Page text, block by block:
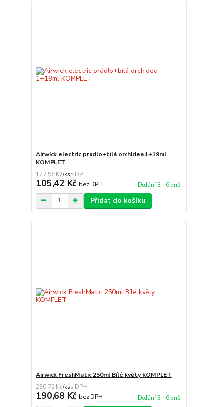
Airwick electric prádlo+bílá orchidea 1+19ml
KOMPLET
127,56 Kč/ks
105,42 Kč bez DPH Dodání 3 - 6 dnů
Přidat do košíku
Airwick FreshMatic 250ml Bílé květy KOMPLET
230,72 Kč/ks
190,68 Kč bez DPH Dodání 3 - 6 dnů